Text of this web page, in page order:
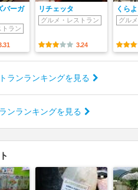
バーガ
トラン
リチェッタ
グルメ・レストラン
3.24
くら
グル
ランランキングを見る
ンランキングを見る